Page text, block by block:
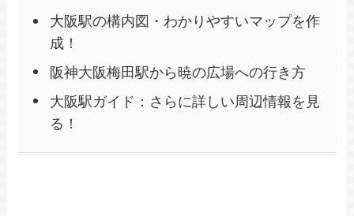
大阪駅の構内図・わかりやすいマップを作
成！
阪神大阪梅田駅から暁の広場への行き方
大阪駅ガイド：さらに詳しい周辺情報を見
る！